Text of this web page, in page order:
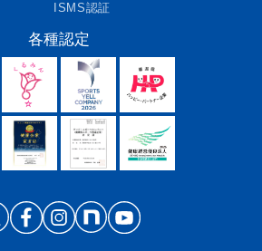
ISMS認証
各種認定